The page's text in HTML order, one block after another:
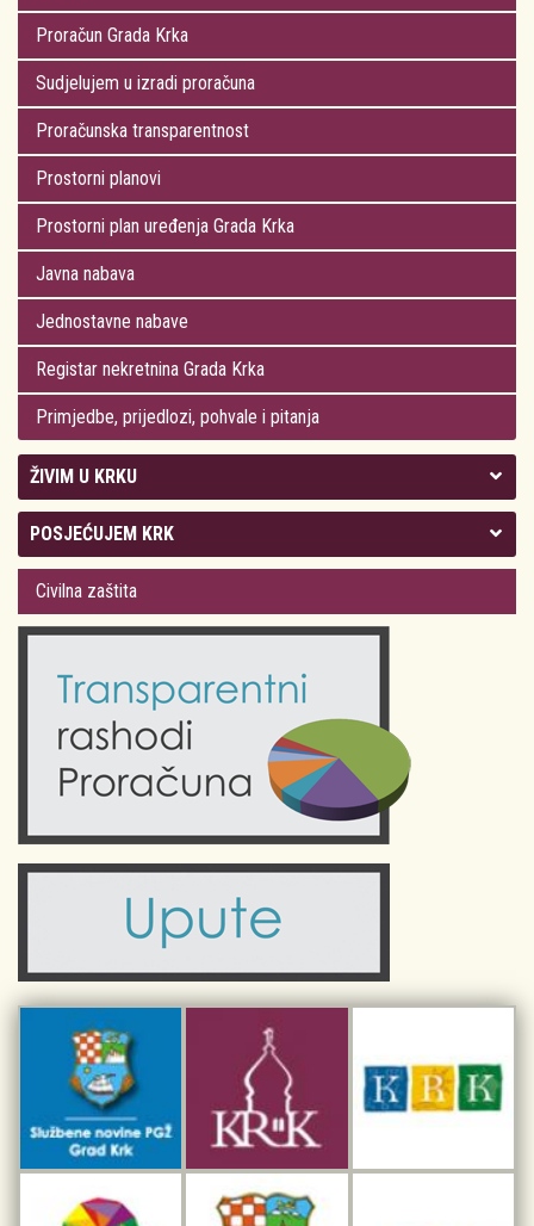
Proračun Grada Krka
Sudjelujem u izradi proračuna
Proračunska transparentnost
Prostorni planovi
Prostorni plan uređenja Grada Krka
Javna nabava
Jednostavne nabave
Registar nekretnina Grada Krka
Primjedbe, prijedlozi, pohvale i pitanja
ŽIVIM U KRKU
Kolegij gradonačelnika
Gradsko vijeće
Odluke Grada Krka (Službene novine PGŽ)
Obrazovanje
Komunalne usluge
Civilni sektor (arhiva udruga)
Sport i rekreacija
POSJEĆUJEM KRK
Plan Grada Krka
Krk 360° VR panorama
Krk uživo
Fotogalerije
Kalendar događanja
Turistička zajednica otoka Krka
Kulturno-turistička ruta Putovima Frankopana
Dar iz Krka
Interpretacijski centar pomorske baštine
Civilna zaštita